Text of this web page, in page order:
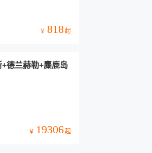
￥ 818起
德兰赫勒+麋鹿岛
￥ 19306起